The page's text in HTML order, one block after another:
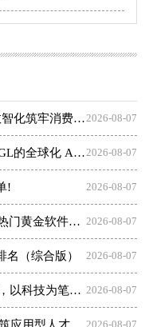
2026-08-07
科技赋能 守护托付 三星财产保险以数智化筑牢消费者权益保护屏障
2026-08-07
棋局横跨华府与阿布扎比「子辰与ATGL的全球化 AI 资本突围战」
2026-08-07
!
2026-08-07
适合黄金交易用的软件有哪些？2026热门黄金软件速览！
2026-08-07
（综合版）
2026-08-07
vivo 2026“童画未来夏令营”圆满落幕，以科技为笔，绘就美育未来
2026-08-07